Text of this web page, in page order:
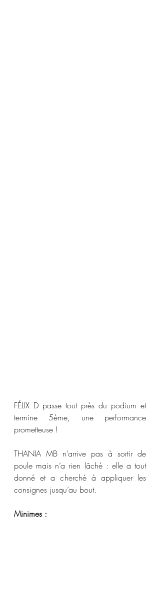
FÉLIX D passe tout près du podium et
termine 5ème, une performance
prometteuse !
THANIA MB n’arrive pas à sortir de
poule mais n’a rien lâché : elle a tout
donné et a cherché à appliquer les
consignes jusqu’au bout.
Minimes :